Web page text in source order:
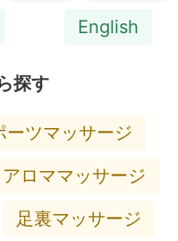
English
探す
ーツマッサージ
アロママッサージ
足裏マッサージ